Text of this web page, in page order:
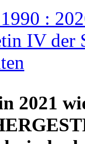
:
IV der
2021